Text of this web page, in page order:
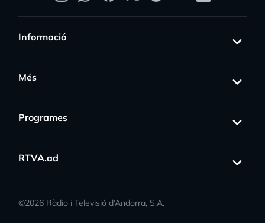
Informació
Més
Programes
RTVA.ad
©2026 Ràdio i Televisió d’Andorra, S.A.